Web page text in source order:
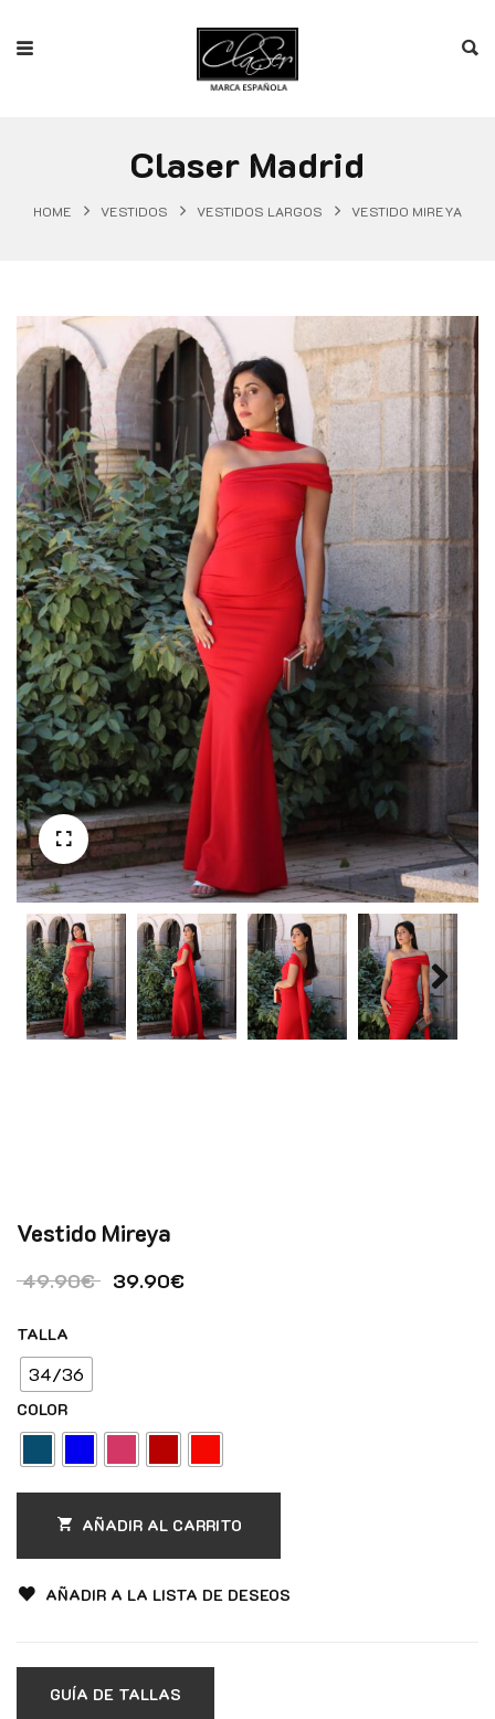
Claser Madrid
HOME VESTIDOS VESTIDOS LARGOS VESTIDO MIREYA
Vestido Mireya
49.90€ El precio original era: 49.90€.
39.90€El precio actual es: 39.90€.
TALLA
34/36
COLOR
AÑADIR AL CARRITO
AÑADIR A LA LISTA DE DESEOS
GUÍA DE TALLAS